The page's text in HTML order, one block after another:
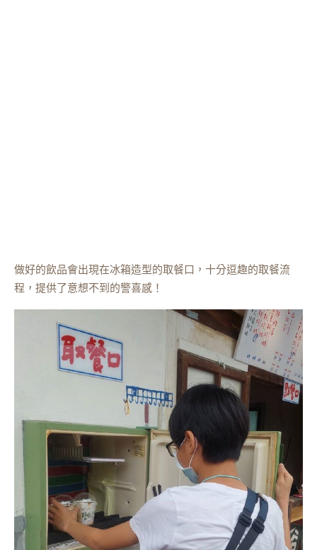
做好的飲品會出現在冰箱造型的取餐口，十分逗趣的取餐流
程，提供了意想不到的警喜感！